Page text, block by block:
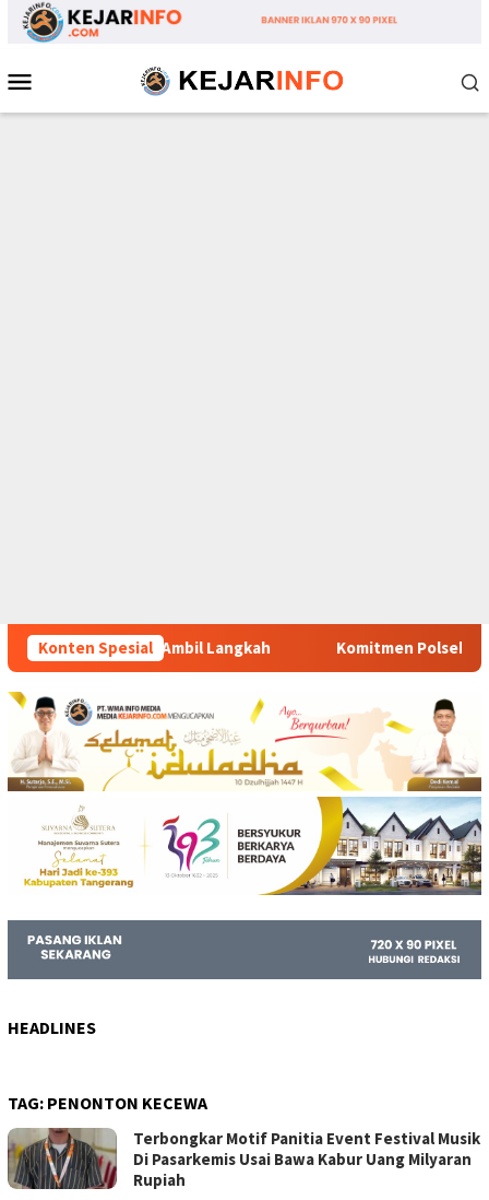
Loncat
Mobile
Konten SpesialKomitmen Polsek Tigaraksa Tindak Tegas
HEADLINES
TAG: PENONTON KECEWA
Terbongkar Motif Panitia Event Festival Musik
Di Pasarkemis Usai Bawa Kabur Uang Milyaran
Rupiah